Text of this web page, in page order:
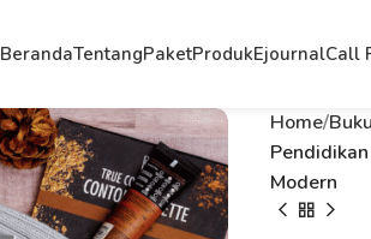
BerandaTentangPaketProdukEjournalCall
Home
Modern